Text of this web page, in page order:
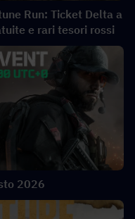
Run: Ticket Delta a
e rari tesori rossi
2026